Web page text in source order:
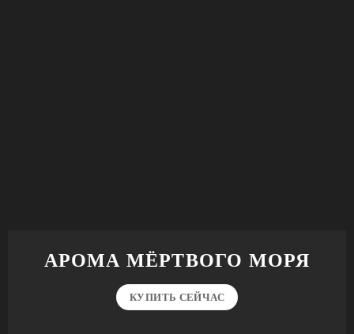
АРОМА МЁРТВОГО МОРЯ
КУПИТЬ СЕЙЧАС